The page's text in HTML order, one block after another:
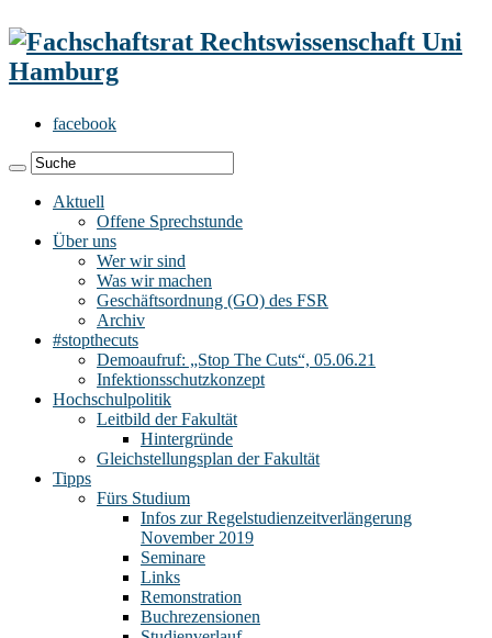
facebook
Aktuell
Offene Sprechstunde
Über uns
Wer wir sind
Was wir machen
Geschäftsordnung (GO) des FSR
Archiv
#stopthecuts
Demoaufruf: „Stop The Cuts“, 05.06.21
Infektionsschutzkonzept
Hochschulpolitik
Leitbild der Fakultät
Hintergründe
Gleichstellungsplan der Fakultät
Tipps
Fürs Studium
Infos zur Regelstudienzeitverlängerung
November 2019
Seminare
Links
Remonstration
Buchrezensionen